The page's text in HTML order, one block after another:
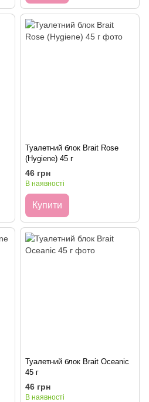
Туалетний блок Brait Rose
(Hygiene) 45 г
46 грн
В наявності
Купити
Туалетний блок Brait Oceanic
45 г
46 грн
В наявності